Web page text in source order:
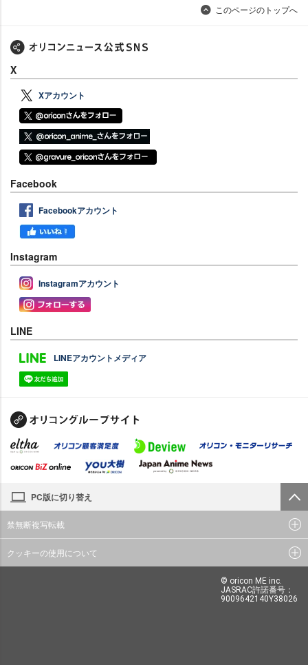
このページのトップへ
X
Xアカウント
Facebook
Facebookアカウント
Instagram
Instagramアカウント
LINE
LINEアカウントメディア
PC版に切り替え
禁無断複写転載
クッキーの使用について
© oricon ME inc.
JASRAC許諾番号：
9009642140Y38026